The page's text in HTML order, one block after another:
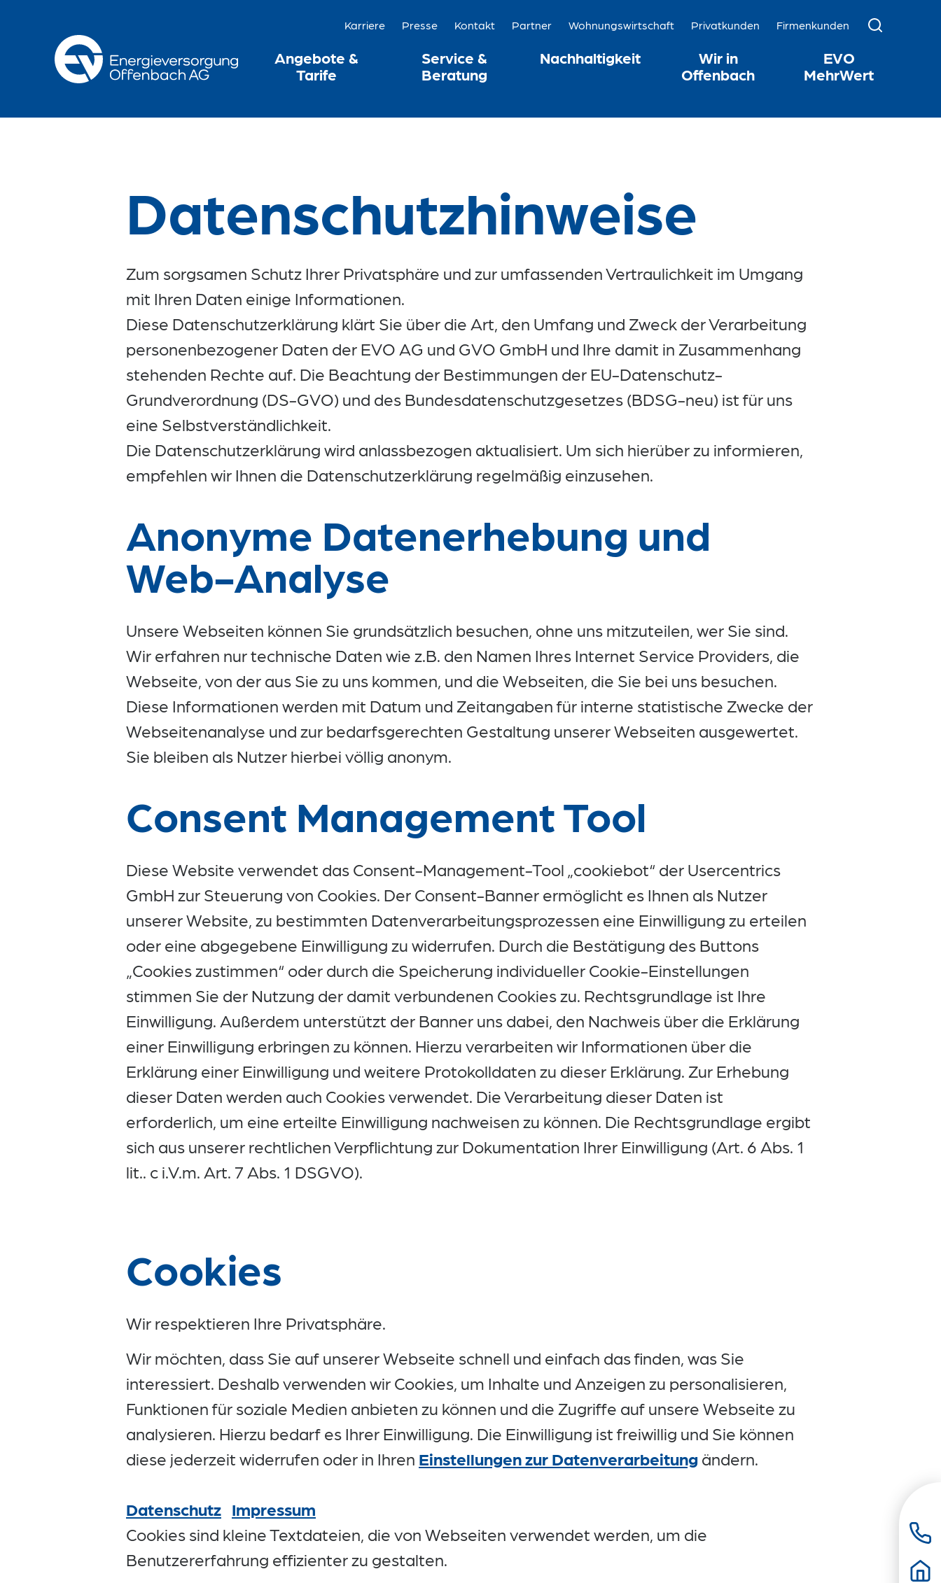
Karriere Presse Kontakt Partner Wohnungswirtschaft Privatkunden Firmenkunden
Angebote &
Tarife
Service &
Beratung
Nachhaltigkeit
Wir in
Offenbach
EVO
MehrWert
Datenschutzhinweise
Zum sorgsamen Schutz Ihrer Privatsphäre und zur umfassenden Vertraulichkeit im Umgang
mit Ihren Daten einige Informationen.
Diese Datenschutzerklärung klärt Sie über die Art, den Umfang und Zweck der Verarbeitung
personenbezogener Daten der EVO AG und GVO GmbH und Ihre damit in Zusammenhang
stehenden Rechte auf. Die Beachtung der Bestimmungen der EU-Datenschutz-
Grundverordnung (DS-GVO) und des Bundesdatenschutzgesetzes (BDSG-neu) ist für uns
eine Selbstverständlichkeit.
Die Datenschutzerklärung wird anlassbezogen aktualisiert. Um sich hierüber zu informieren,
empfehlen wir Ihnen die Datenschutzerklärung regelmäßig einzusehen.
Anonyme Datenerhebung und
Web-Analyse
Unsere Webseiten können Sie grundsätzlich besuchen, ohne uns mitzuteilen, wer Sie sind.
Wir erfahren nur technische Daten wie z.B. den Namen Ihres Internet Service Providers, die
Webseite, von der aus Sie zu uns kommen, und die Webseiten, die Sie bei uns besuchen.
Diese Informationen werden mit Datum und Zeitangaben für interne statistische Zwecke der
Webseitenanalyse und zur bedarfsgerechten Gestaltung unserer Webseiten ausgewertet.
Sie bleiben als Nutzer hierbei völlig anonym.
Consent Management Tool
Diese Website verwendet das Consent-Management-Tool „cookiebot“ der Usercentrics
GmbH zur Steuerung von Cookies. Der Consent-Banner ermöglicht es Ihnen als Nutzer
unserer Website, zu bestimmten Datenverarbeitungsprozessen eine Einwilligung zu erteilen
oder eine abgegebene Einwilligung zu widerrufen. Durch die Bestätigung des Buttons
„Cookies zustimmen“ oder durch die Speicherung individueller Cookie-Einstellungen
stimmen Sie der Nutzung der damit verbundenen Cookies zu. Rechtsgrundlage ist Ihre
Einwilligung. Außerdem unterstützt der Banner uns dabei, den Nachweis über die Erklärung
einer Einwilligung erbringen zu können. Hierzu verarbeiten wir Informationen über die
Erklärung einer Einwilligung und weitere Protokolldaten zu dieser Erklärung. Zur Erhebung
dieser Daten werden auch Cookies verwendet. Die Verarbeitung dieser Daten ist
erforderlich, um eine erteilte Einwilligung nachweisen zu können. Die Rechtsgrundlage ergibt
sich aus unserer rechtlichen Verpflichtung zur Dokumentation Ihrer Einwilligung (Art. 6 Abs. 1
lit.. c i.V.m. Art. 7 Abs. 1 DSGVO).
Cookies
Wir respektieren Ihre Privatsphäre.
Wir möchten, dass Sie auf unserer Webseite schnell und einfach das finden, was Sie
interessiert. Deshalb verwenden wir Cookies, um Inhalte und Anzeigen zu personalisieren,
Funktionen für soziale Medien anbieten zu können und die Zugriffe auf unsere Webseite zu
analysieren. Hierzu bedarf es Ihrer Einwilligung. Die Einwilligung ist freiwillig und Sie können
diese jederzeit widerrufen oder in Ihren Einstellungen zur Datenverarbeitung ändern.
Datenschutz Impressum
Cookies sind kleine Textdateien, die von Webseiten verwendet werden, um die
Benutzererfahrung effizienter zu gestalten.